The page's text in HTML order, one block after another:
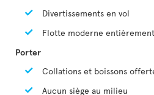
Divertissements en vol
Flotte moderne
Porter
Collations et boissons
Aucun siège au milieu